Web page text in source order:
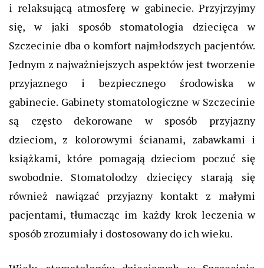
i relaksującą atmosferę w gabinecie. Przyjrzyjmy
się, w jaki sposób stomatologia dziecięca w
Szczecinie dba o komfort najmłodszych pacjentów.
Jednym z najważniejszych aspektów jest tworzenie
przyjaznego i bezpiecznego środowiska w
gabinecie. Gabinety stomatologiczne w Szczecinie
są często dekorowane w sposób przyjazny
dzieciom, z kolorowymi ścianami, zabawkami i
książkami, które pomagają dzieciom poczuć się
swobodnie. Stomatolodzy dziecięcy starają się
również nawiązać przyjazny kontakt z małymi
pacjentami, tłumacząc im każdy krok leczenia w
sposób zrozumiały i dostosowany do ich wieku.